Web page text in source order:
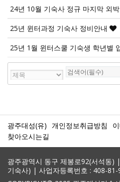
24년 10월 기숙사 정규 마지막 외
25년 윈터과정 기숙사 정비안내
25년 1월 윈터스쿨 기숙생 학년별
광주대성(유) 개인정보취급방침
찾아오시는길
광주광역시 동구 제봉로92(서석동)
기숙사) | 사업자등록번호 : 408-81-